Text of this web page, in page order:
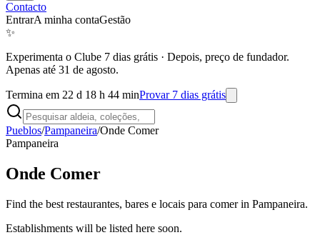
Contacto
EntrarA minha contaGestão
✨
Experimenta o Clube 7 dias grátis · Depois, preço de fundador.
Apenas até 31 de agosto.
Termina em 22 d 18 h 44 minProvar 7 dias grátis
Pueblos/Pampaneira/Onde Comer
Pampaneira
Onde Comer
Find the best restaurantes, bares e locais para comer in Pampaneira.
Establishments will be listed here soon.